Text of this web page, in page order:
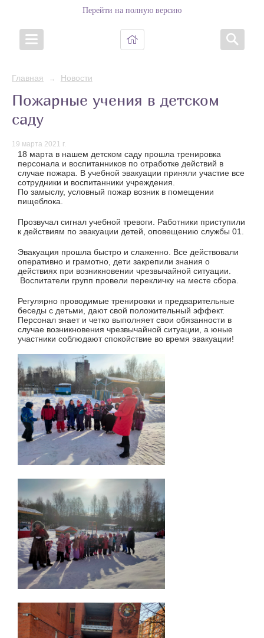
Перейти на полную версию
Главная → Новости
Пожарные учения в детском
саду
19 марта 2021 г.
18 марта в нашем детском саду прошла тренировка
персонала и воспитанников по отработке действий в
случае пожара. В учебной эвакуации приняли участие все
сотрудники и воспитанники учреждения.
По замыслу, условный пожар возник в помещении
пищеблока.
Прозвучал сигнал учебной тревоги. Работники приступили
к действиям по эвакуации детей, оповещению службы 01.
Эвакуация прошла быстро и слаженно. Все действовали
оперативно и грамотно, дети закрепили знания о
действиях при возникновении чрезвычайной ситуации.
Воспитатели групп провели перекличку на месте сбора.
Регулярно проводимые тренировки и предварительные
беседы с детьми, дают свой положительный эффект.
Персонал знает и четко выполняет свои обязанности в
случае возникновения чрезвычайной ситуации, а юные
участники соблюдают спокойствие во время эвакуации!